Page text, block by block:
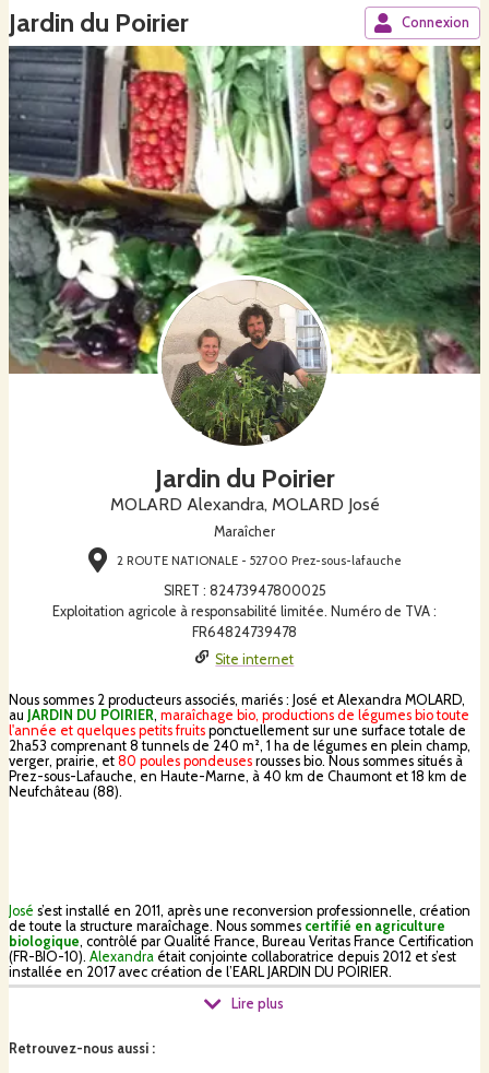
Jardin du Poirier Connexion
Jardin du Poirier
MOLARD Alexandra, MOLARD José
Maraîcher
2 ROUTE NATIONALE - 52700 Prez-sous-lafauche
SIRET : 82473947800025
Exploitation agricole à responsabilité limitée. Numéro de TVA :
FR64824739478
Site internet
Nous sommes 2 producteurs associés, mariés : José et Alexandra MOLARD,
au JARDIN DU POIRIER, maraîchage bio, productions de légumes bio toute
l'année et quelques petits fruits ponctuellement sur une surface totale de
2ha53 comprenant 8 tunnels de 240 m², 1 ha de légumes en plein champ,
verger, prairie, et 80 poules pondeuses rousses bio. Nous sommes situés à
Prez-sous-Lafauche, en Haute-Marne, à 40 km de Chaumont et 18 km de
Neufchâteau (88).
José s’est installé en 2011, après une reconversion professionnelle, création
de toute la structure maraîchage. Nous sommes certifié en agriculture
biologique, contrôlé par Qualité France, Bureau Veritas France Certification
(FR-BIO-10). Alexandra était conjointe collaboratrice depuis 2012 et s’est
installée en 2017 avec création de l’EARL JARDIN DU POIRIER.
Lire plus
Retrouvez-nous aussi :